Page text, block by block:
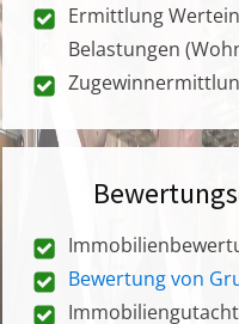
Ermittlung
Belastungen
Bewertung von